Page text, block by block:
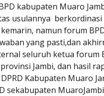
kabupaten Muaro
usulannya
kemarin, namun forum
yang pasti,dan
seluruh ketua forum
provinsi Jambi, dan hasil
Kabupaten Muaro
sekabupaten